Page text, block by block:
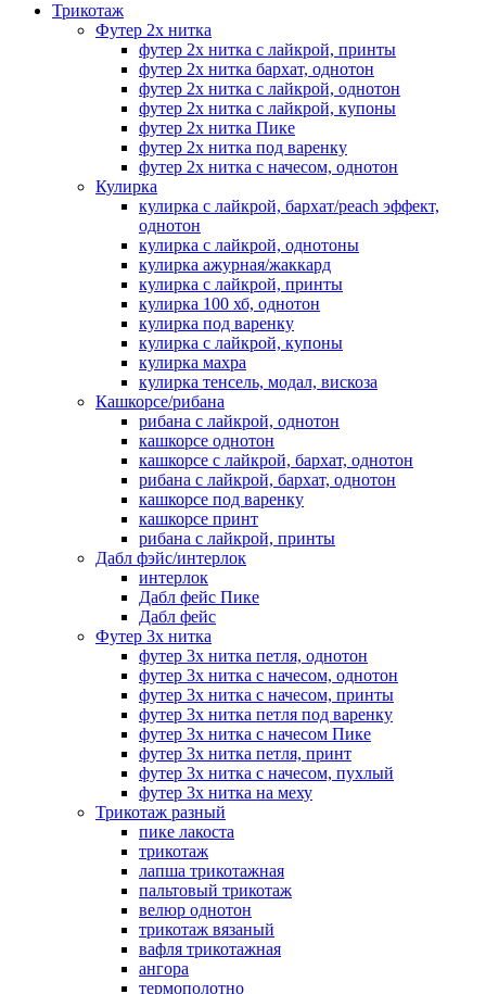
Трикотаж
Футер 2х нитка
футер 2х нитка с лайкрой, принты
футер 2х нитка бархат, однотон
футер 2х нитка с лайкрой, однотон
футер 2х нитка с лайкрой, купоны
футер 2х нитка Пике
футер 2х нитка под варенку
футер 2х нитка с начесом, однотон
Кулирка
кулирка с лайкрой, бархат/peach эффект,
однотон
кулирка с лайкрой, однотоны
кулирка ажурная/жаккард
кулирка с лайкрой, принты
кулирка 100 хб, однотон
кулирка под варенку
кулирка с лайкрой, купоны
кулирка махра
кулирка тенсель, модал, вискоза
Кашкорсе/рибана
рибана с лайкрой, однотон
кашкорсе однотон
кашкорсе с лайкрой, бархат, однотон
рибана с лайкрой, бархат, однотон
кашкорсе под варенку
кашкорсе принт
рибана с лайкрой, принты
Дабл фэйс/интерлок
интерлок
Дабл фейс Пике
Дабл фейс
Футер 3х нитка
футер 3х нитка петля, однотон
футер 3х нитка с начесом, однотон
футер 3х нитка с начесом, принты
футер 3х нитка петля под варенку
футер 3х нитка с начесом Пике
футер 3х нитка петля, принт
футер 3х нитка с начесом, пухлый
футер 3х нитка на меху
Трикотаж разный
пике лакоста
трикотаж
лапша трикотажная
пальтовый трикотаж
велюр однотон
трикотаж вязаный
вафля трикотажная
ангора
термополотно